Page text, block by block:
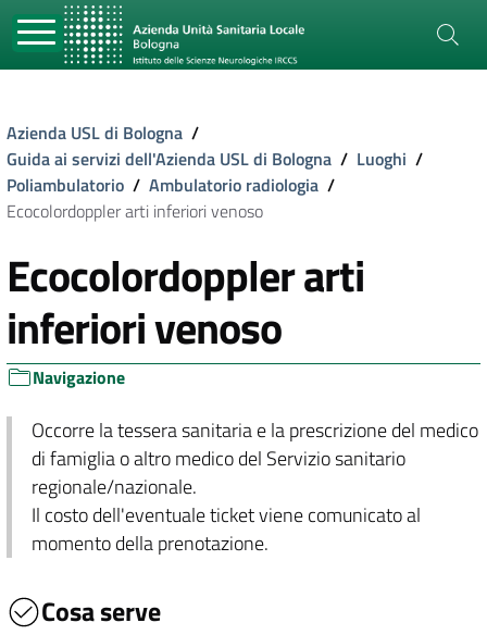
Azienda USL di Bologna /
Guida ai servizi dell'Azienda USL di Bologna / Luoghi /
Poliambulatorio / Ambulatorio radiologia /
Ecocolordoppler arti inferiori venoso
Ecocolordoppler arti
inferiori venoso
Navigazione
Occorre la tessera sanitaria e la prescrizione del medico
di famiglia o altro medico del Servizio sanitario
regionale/nazionale.
Il costo dell'eventuale ticket viene comunicato al
momento della prenotazione.
Cosa serve